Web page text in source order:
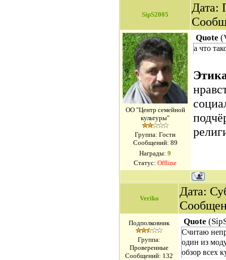
SipS2005
Дата:
ОО "Центр семейной
культуры"
Группа: Гости
Сообщений: 89
Награды: 9
Статус: Offline
Quote (
а что
Veriko
Дата:
Подполковник
Группа:
Проверенные
Сообщений: 132
Quote (
Считаю
один из
обзор всех